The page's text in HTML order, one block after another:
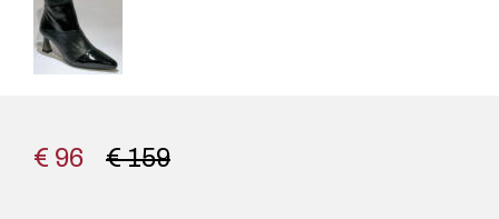
€ 159
€ 96